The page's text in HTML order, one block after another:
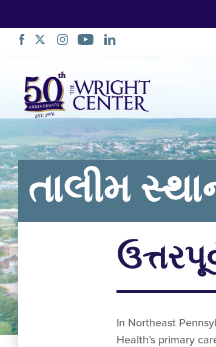
નેવિગેશન
છોડો
તાલીમ
In Northeast
Health’s primary